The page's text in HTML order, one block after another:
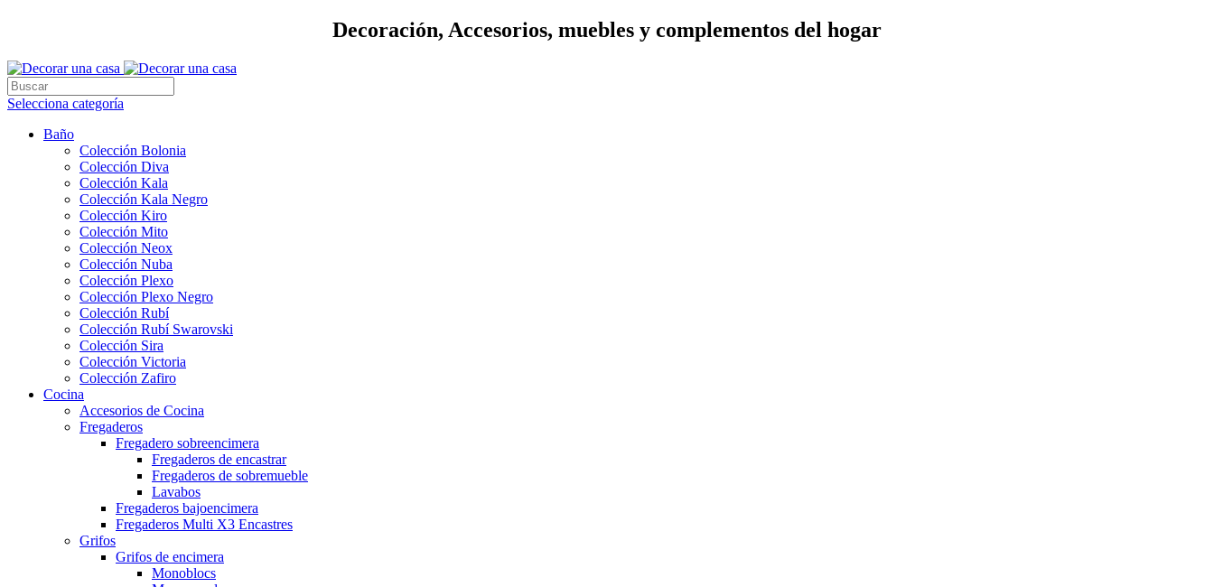
Decoración, Accesorios, muebles y complementos del hogar
Selecciona categoría
Baño
Colección Bolonia
Colección Diva
Colección Kala
Colección Kala Negro
Colección Kiro
Colección Mito
Colección Neox
Colección Nuba
Colección Plexo
Colección Plexo Negro
Colección Rubí
Colección Rubí Swarovski
Colección Sira
Colección Victoria
Colección Zafiro
Cocina
Accesorios de Cocina
Fregaderos
Fregadero sobreencimera
Fregaderos de encastrar
Fregaderos de sobremueble
Lavabos
Fregaderos bajoencimera
Fregaderos Multi X3 Encastres
Grifos
Grifos de encimera
Monoblocs